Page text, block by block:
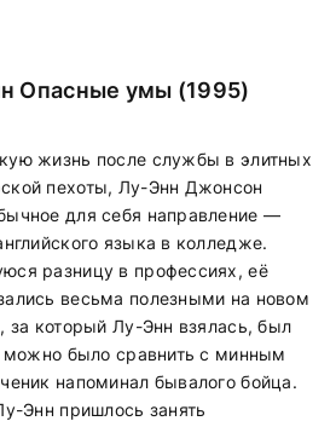
Опасные умы (1995)
жизнь после службы в элитных
пехоты, Лу-Энн Джонсон
для себя направление —
языка в колледже.
разницу в профессиях, её
весьма полезными на новом
за который Лу-Энн взялась, был
можно было сравнить с минным
напоминал бывалого бойца.
Энн пришлось занять